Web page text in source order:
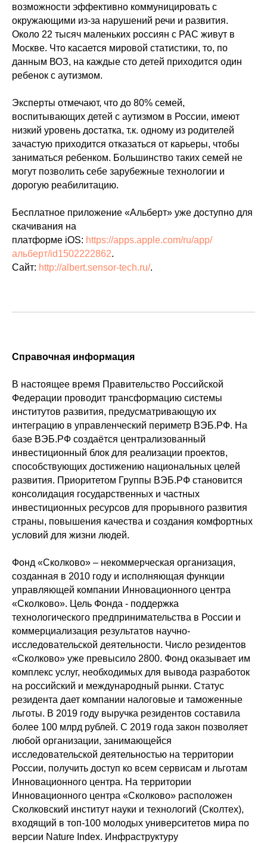
возможности эффективно коммуницировать с
окружающими из-за нарушений речи и развития.
Около 22 тысяч маленьких россиян с РАС живут в
Москве. Что касается мировой статистики, то, по
данным ВОЗ, на каждые сто детей приходится один
ребенок с аутизмом.
Эксперты отмечают, что до 80% семей,
воспитывающих детей с аутизмом в России, имеют
низкий уровень достатка, т.к. одному из родителей
зачастую приходится отказаться от карьеры, чтобы
заниматься ребенком. Большинство таких семей не
могут позволить себе зарубежные технологии и
дорогую реабилитацию.
Бесплатное приложение «Альберт» уже доступно для
скачивания на
платформе iOS: https://apps.apple.com/ru/app/
альберт/id1502222862.
Сайт: http://albert.sensor-tech.ru/.
Справочная информация
В настоящее время Правительство Российской
Федерации проводит трансформацию системы
институтов развития, предусматривающую их
интеграцию в управленческий периметр ВЭБ.РФ. На
базе ВЭБ.РФ создаётся централизованный
инвестиционный блок для реализации проектов,
способствующих достижению национальных целей
развития. Приоритетом Группы ВЭБ.РФ становится
консолидация государственных и частных
инвестиционных ресурсов для прорывного развития
страны, повышения качества и создания комфортных
условий для жизни людей.
Фонд «Сколково» – некоммерческая организация,
созданная в 2010 году и исполняющая функции
управляющей компании Инновационного центра
«Сколково». Цель Фонда - поддержка
технологического предпринимательства в России и
коммерциализация результатов научно-
исследовательской деятельности. Число резидентов
«Сколково» уже превысило 2800. Фонд оказывает им
комплекс услуг, необходимых для вывода разработок
на российский и международный рынки. Статус
резидента дает компании налоговые и таможенные
льготы. В 2019 году выручка резидентов составила
более 100 млрд рублей. С 2019 года закон позволяет
любой организации, занимающейся
исследовательской деятельностью на территории
России, получить доступ ко всем сервисам и льготам
Инновационного центра. На территории
Инновационного центра «Сколково» расположен
Сколковский институт науки и технологий (Сколтех),
входящий в топ-100 молодых университетов мира по
версии Nature Indeх. Инфраструктуру